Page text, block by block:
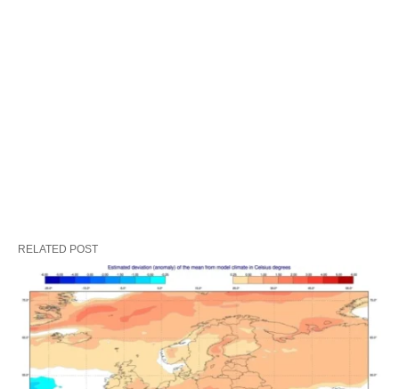
RELATED POST